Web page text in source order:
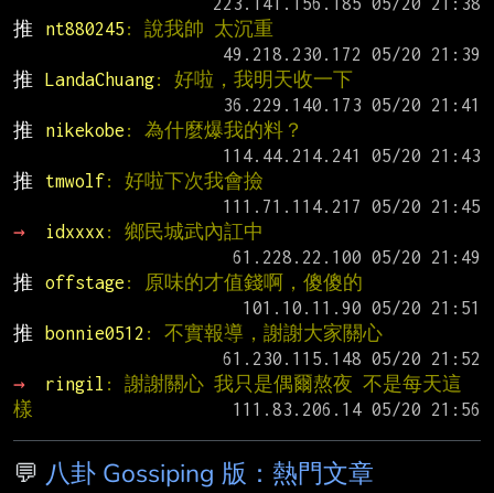
推
nt880245 : 說我帥 太沉重
推
LandaChuang: 好啦，我明天收一下
推
nikekobe : 為什麼爆我的料？
推
tmwolf: 好啦下次我會撿
→
idxxxx : 鄉民城武內訌中
推
offstage : 原味的才值錢啊，傻傻的
推
bonnie0512 : 不實報導，謝謝大家關心
→
ringil : 謝謝關心 我只是偶爾熬夜 不是每天這
樣
💬 八卦 Gossiping 版：熱門文章